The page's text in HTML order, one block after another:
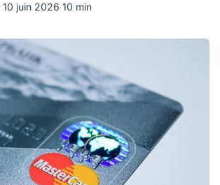
·10 juin 2026·10 min